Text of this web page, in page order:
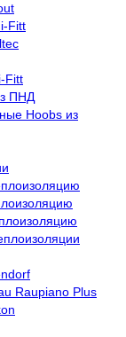
Fitt
Fitt
ПНД
Hoobs из
Raupiano Plus